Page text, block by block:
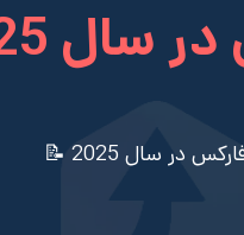
2025 📝
در سال 2025 📝